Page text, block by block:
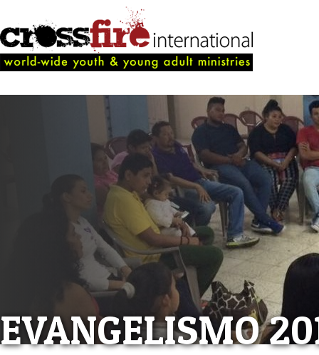
EVANGELISMO